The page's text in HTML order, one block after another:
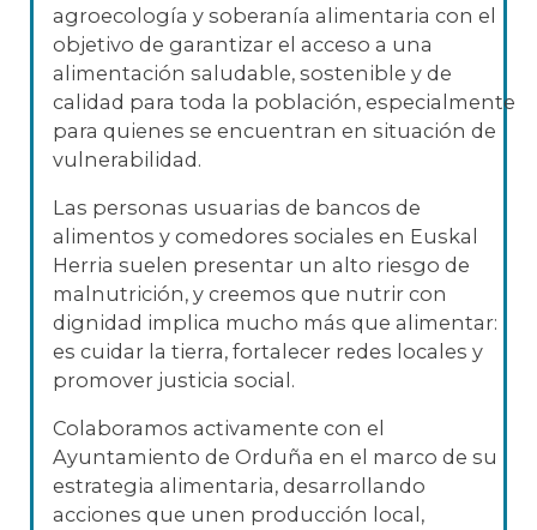
agroecología y soberanía alimentaria con el
objetivo de garantizar el acceso a una
alimentación saludable, sostenible y de
calidad para toda la población, especialmente
para quienes se encuentran en situación de
vulnerabilidad.
Las personas usuarias de bancos de
alimentos y comedores sociales en Euskal
Herria suelen presentar un alto riesgo de
malnutrición, y creemos que nutrir con
dignidad implica mucho más que alimentar:
es cuidar la tierra, fortalecer redes locales y
promover justicia social.
Colaboramos activamente con el
Ayuntamiento de Orduña en el marco de su
estrategia alimentaria, desarrollando
acciones que unen producción local,